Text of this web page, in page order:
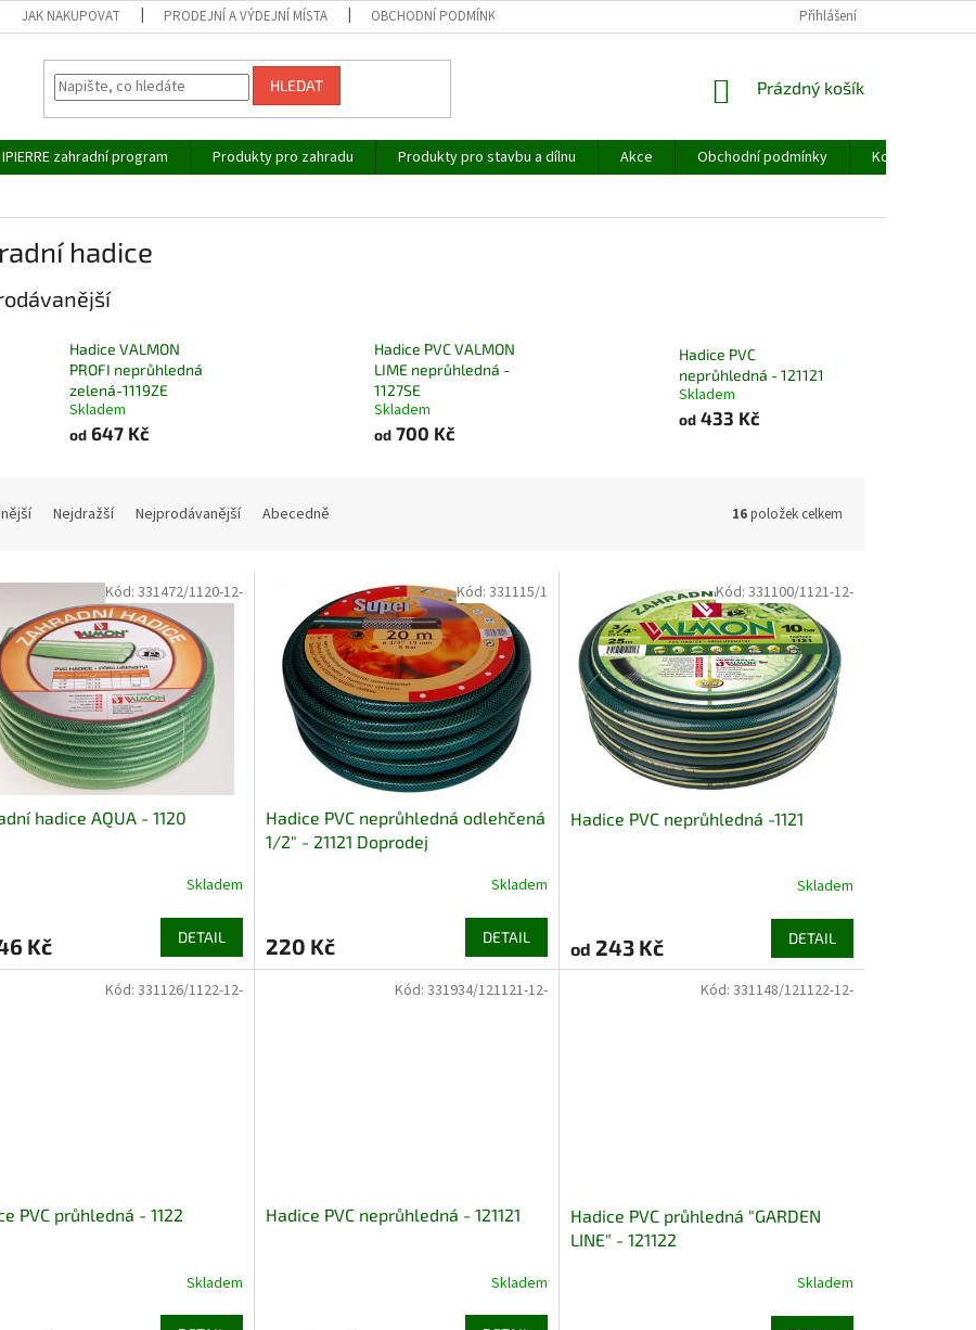
JAK NAKUPOVAT PRODEJNÍ A VÝDEJNÍ MÍSTA OBCHODNÍ PODMÍNKY MOJE OBJEDNÁVKA
Přihlášení
HLEDAT
NÁKUPNÍ
Prázdný košík
IPIERRE zahradní program Produkty pro zahradu Produkty pro stavbu a dílnu Akce Obchodní podmínky
Kontakty
hadice
Hadice VALMON
PROFI neprůhledná
zelená-1119ZE
Skladem
od 647 Kč
Hadice PVC VALMON
LIME neprůhledná -
1127SE
Skladem
od700 Kč
Hadice PVC
neprůhledná - 121121
Skladem
od433 Kč
Nejdražší Nejprodávanější Abecedně 16položek celkem
hadice AQUA - 1120
Skladem
Kč DETAIL
Kód: 331472/1120-12-
Hadice PVC neprůhledná odlehčená
1/2" - 21121 Doprodej
Skladem
220 Kč DETAIL
Kód: 331115/1
Hadice PVC neprůhledná -1121
Skladem
od 243 Kč DETAIL
Kód: 331100/1121-12-
PVC průhledná - 1122
Skladem
Kód: 331126/1122-12-
Hadice PVC neprůhledná - 121121
Skladem
Kód: 331934/121121-12-
Hadice PVC průhledná "GARDEN
LINE" - 121122
Skladem
Kód: 331148/121122-12-